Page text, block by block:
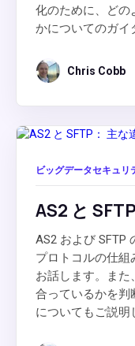
化のために、どの
かについてのガイ
Chris Cobb
ビッグデータセキュリ
AS2 と
AS2 および SFTP
プロトコルの仕組
お話します。また
合っているかを判
についてもご説明